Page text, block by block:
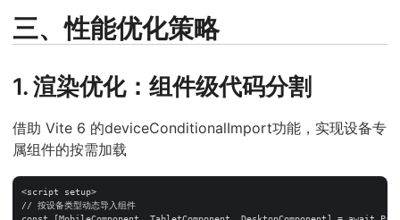
三、性能优化策略
1. 渲染优化：组件级代码分割
借助 Vite 6 的deviceConditionalImport功能，实现设备专
属组件的按需加载
<script setup>
// 按设备类型动态导入组件